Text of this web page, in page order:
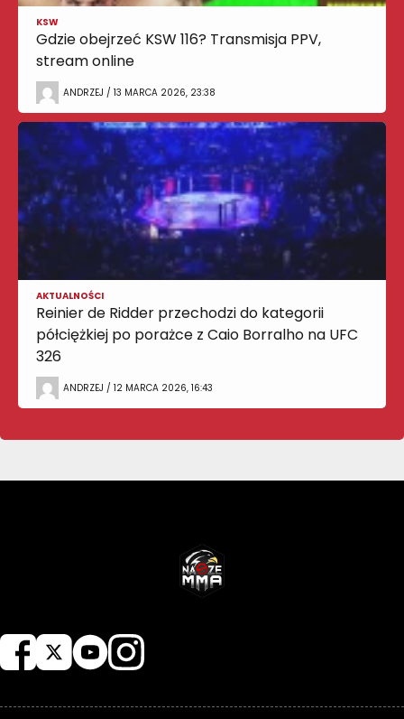
KSW
Gdzie obejrzeć KSW 116? Transmisja PPV,
stream online
ANDRZEJ / 13 MARCA 2026, 23:38
AKTUALNOŚCI
Reinier de Ridder przechodzi do kategorii
półciężkiej po porażce z Caio Borralho na UFC
326
ANDRZEJ / 12 MARCA 2026, 16:43